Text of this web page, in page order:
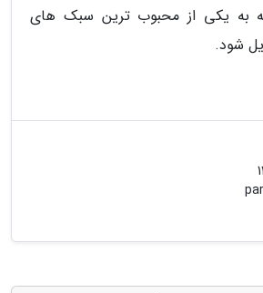
به یکی از محبوب ترین سبک های
شود.